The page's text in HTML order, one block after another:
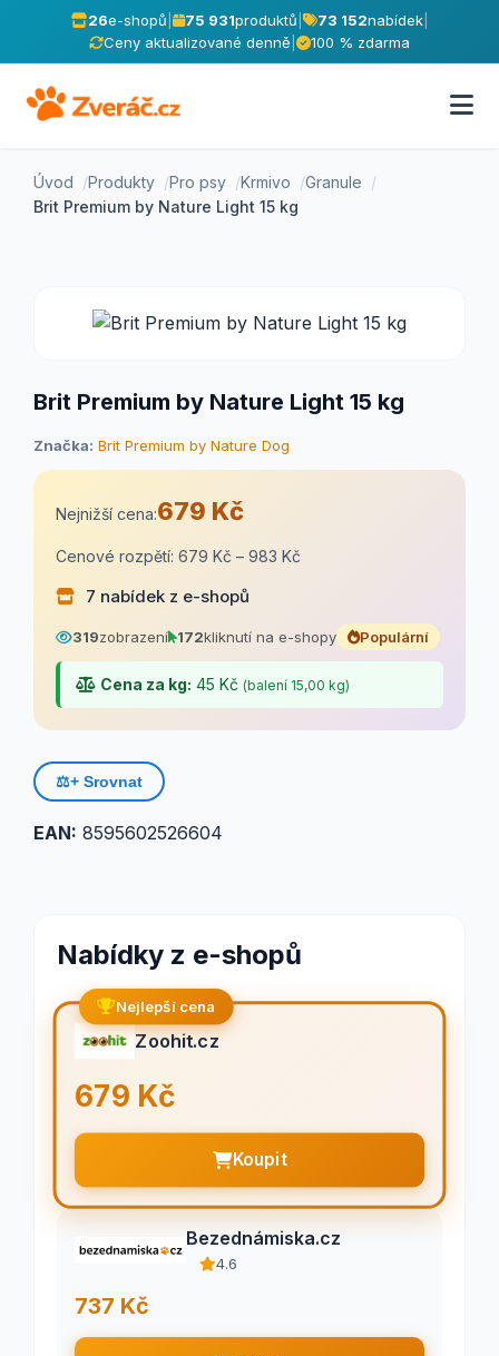
26e-shopů 75 931produktů 73 152nabídek|
Ceny aktualizované denně
100 % zdarma
Úvod Produkty Pro psy Krmivo
Granule
Brit Premium by Nature Light 15 kg
Brit Premium by Nature Light 15 kg
Značka: Brit Premium by Nature Dog
Nejnižší cena:679 Kč
Cenové rozpětí: 679 Kč – 983 Kč
7 nabídek z e-shopů
319zobrazení 172kliknutí na e-shopy Populární
Cena za kg: 45 Kč (balení 15,00 kg)
⚖️+ Srovnat
EAN: 8595602526604
Nabídky z e-shopů
Nejlepší cena
Zoohit.cz
679 Kč
Koupit
Bezednámiska.cz
4.6
737 Kč